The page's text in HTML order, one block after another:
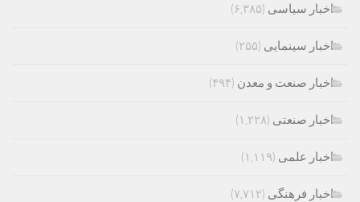
اخبار سیاسی (۶,۳۸۵)
اخبار سینمایی (۲۵۵)
اخبار صنعت و معدن (۴۹۴)
اخبار صنعتی (۱,۲۲۸)
اخبار علمی (۱,۱۱۹)
اخبار فرهنگی (۷,۷۱۲)